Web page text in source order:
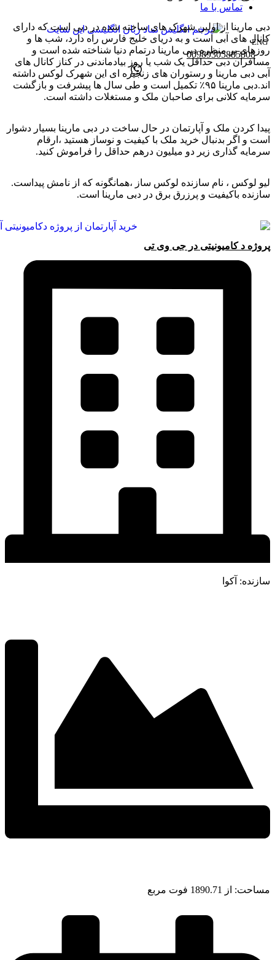
تماس با ما
ENG
00989305885808
دبی مارینا از اولین شهرک های ساخته شده در دبی است که دارای
کانال های آبی است و به دریای خلیج فارس راه دارد، شب ها و
روزهای پر منظره دبی مارینا درتمام دنیا شناخته شده است و
مسافران دبی حداقل یک شب یا روز بیادماندنی در کناز کانال های
آبی دبی مارینا و رستوران های زنجیره ای این شهرک لوکس داشته
اند.دبی مارینا ۹۵٪ تکمیل است و طی سال ها پیشرفت و بازگشت
سرمایه کلانی برای صاحبان ملک و مستغلات داشته است.
پیدا کردن ملک و آپارتمان در حال ساخت در دبی مارینا بسیار دشوار
است و اگر بدنبال خرید ملک با کیفیت و نوساز هستید ،ارقام
سرمایه گذاری زیر دو میلیون درهم حداقل را فراموش کنید.
لیو لوکس ، نام سازنده لوکس ساز ،همانگونه که از نامش پیداست.
سازنده باکیفیت و پرزرق برق در دبی مارینا است.
پروژه د کامیونیتی در جی وی تی
سازنده: آکوا
مساحت: از 1890.71 فوت مربع